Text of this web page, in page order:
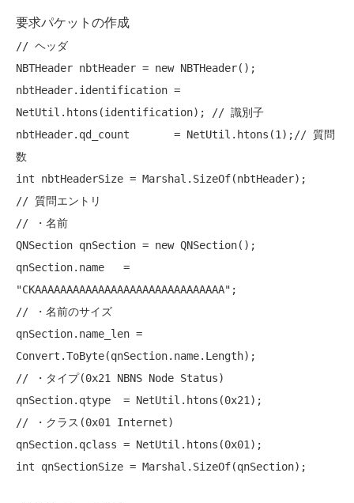
要求パケットの作成
// ヘッダ
NBTHeader nbtHeader = new NBTHeader();
nbtHeader.identification =
NetUtil.htons(identification);
// 識別子
nbtHeader.qd_count       = NetUtil.htons(1); // 質問
数
int
// 質問エントリ
// ・名前
QNSection qnSection = new QNSection();
"CKAAAAAAAAAAAAAAAAAAAAAAAAAAAAAA"
// ・名前のサイズ
qnSection.name_len =
// ・タイプ(0x21 NBNS Node Status)
// ・クラス(0x01 Internet)
int qnSectionSize = Marshal.SizeOf(qnSection);